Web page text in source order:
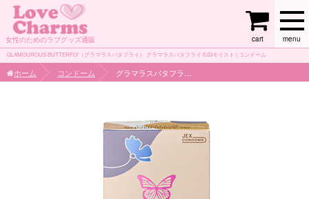
女性のためのラブグッズ通販 menu
cart
GLAMOUROUS BUTTERFLY（グラマラスバタフライ） グラマラスバタフライ 0.03モイスト | コンドーム
ホーム コンドーム